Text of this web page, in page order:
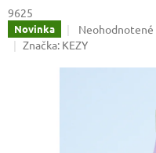
9625
Novinka
Priemerné
hodnotenie
Neohodnotené
Značka: KEZY